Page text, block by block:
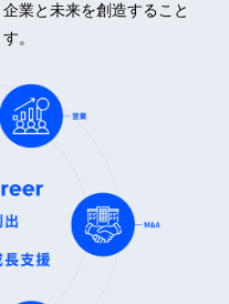
業と未来を創造すること
。